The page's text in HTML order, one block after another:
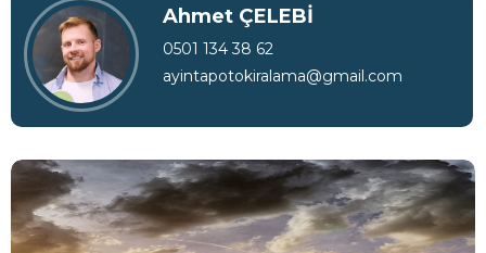
Ahmet ÇELEBİ
0501 134 38 62
ayintapotokiralama@gmail.com